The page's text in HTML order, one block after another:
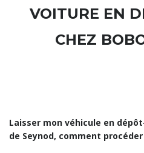
VOITURE EN
CHEZ
Laisser mon véhicule en
de Seynod, comment procéder